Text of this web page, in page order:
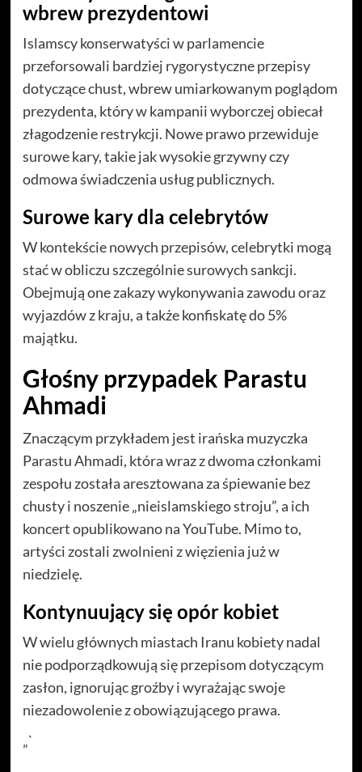
wbrew prezydentowi
Islamscy konserwatyści w parlamencie
przeforsowali bardziej rygorystyczne przepisy
dotyczące chust, wbrew umiarkowanym poglądom
prezydenta, który w kampanii wyborczej obiecał
złagodzenie restrykcji. Nowe prawo przewiduje
surowe kary, takie jak wysokie grzywny czy
odmowa świadczenia usług publicznych.
Surowe kary dla celebrytów
W kontekście nowych przepisów, celebrytki mogą
stać w obliczu szczególnie surowych sankcji.
Obejmują one zakazy wykonywania zawodu oraz
wyjazdów z kraju, a także konfiskatę do 5%
majątku.
Głośny przypadek Parastu
Ahmadi
Znaczącym przykładem jest irańska muzyczka
Parastu Ahmadi, która wraz z dwoma członkami
zespołu została aresztowana za śpiewanie bez
chusty i noszenie „nieislamskiego stroju”, a ich
koncert opublikowano na YouTube. Mimo to,
artyści zostali zwolnieni z więzienia już w
niedzielę.
Kontynuujący się opór kobiet
W wielu głównych miastach Iranu kobiety nadal
nie podporządkowują się przepisom dotyczącym
zasłon, ignorując groźby i wyrażając swoje
niezadowolenie z obowiązującego prawa.
„`